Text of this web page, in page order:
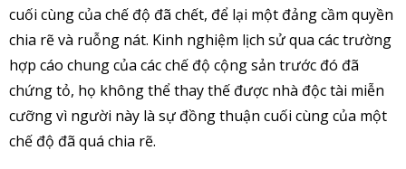
cuối cùng của chế độ đã chết, để lại một đảng cầm quyền
chia rẽ và ruỗng nát. Kinh nghiệm lịch sử qua các trường
hợp cáo chung của các chế độ cộng sản trước đó đã
chứng tỏ, họ không thể thay thế được nhà độc tài miễn
cưỡng vì người này là sự đồng thuận cuối cùng của một
chế độ đã quá chia rẽ.